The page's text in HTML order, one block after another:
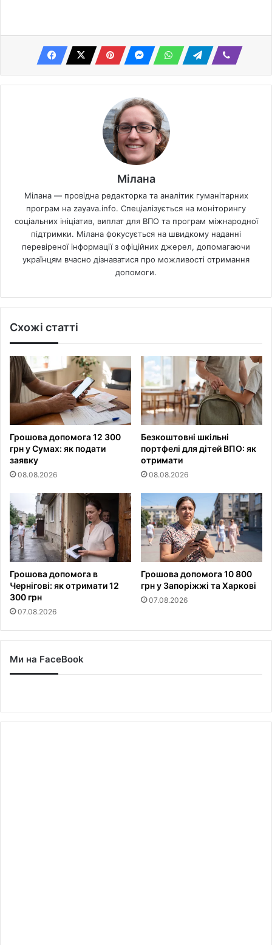
Мілана
Мілана — провідна редакторка та аналітик гуманітарних
програм на zayava.info. Спеціалізується на моніторингу
соціальних ініціатив, виплат для ВПО та програм міжнародної
підтримки. Мілана фокусується на швидкому наданні
перевіреної інформації з офіційних джерел, допомагаючи
українцям вчасно дізнаватися про можливості отримання
допомоги.
Схожі статті
Грошова допомога 12 300
грн у Сумах: як подати
заявку
08.08.2026
Безкоштовні шкільні
портфелі для дітей ВПО: як
отримати
08.08.2026
Грошова допомога в
Чернігові: як отримати 12
300 грн
07.08.2026
Грошова допомога 10 800
грн у Запоріжжі та Харкові
07.08.2026
Ми на FaceBook